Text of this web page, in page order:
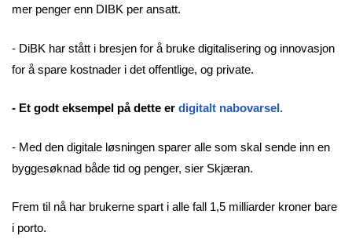
mer penger enn DIBK per ansatt.
- DiBK har stått i bresjen for å bruke digitalisering og innovasjon
for å spare kostnader i det offentlige, og private.
- Et godt eksempel på dette er digitalt nabovarsel.
- Med den digitale løsningen sparer alle som skal sende inn en
byggesøknad både tid og penger, sier Skjæran.
Frem til nå har brukerne spart i alle fall 1,5 milliarder kroner bare
i porto.